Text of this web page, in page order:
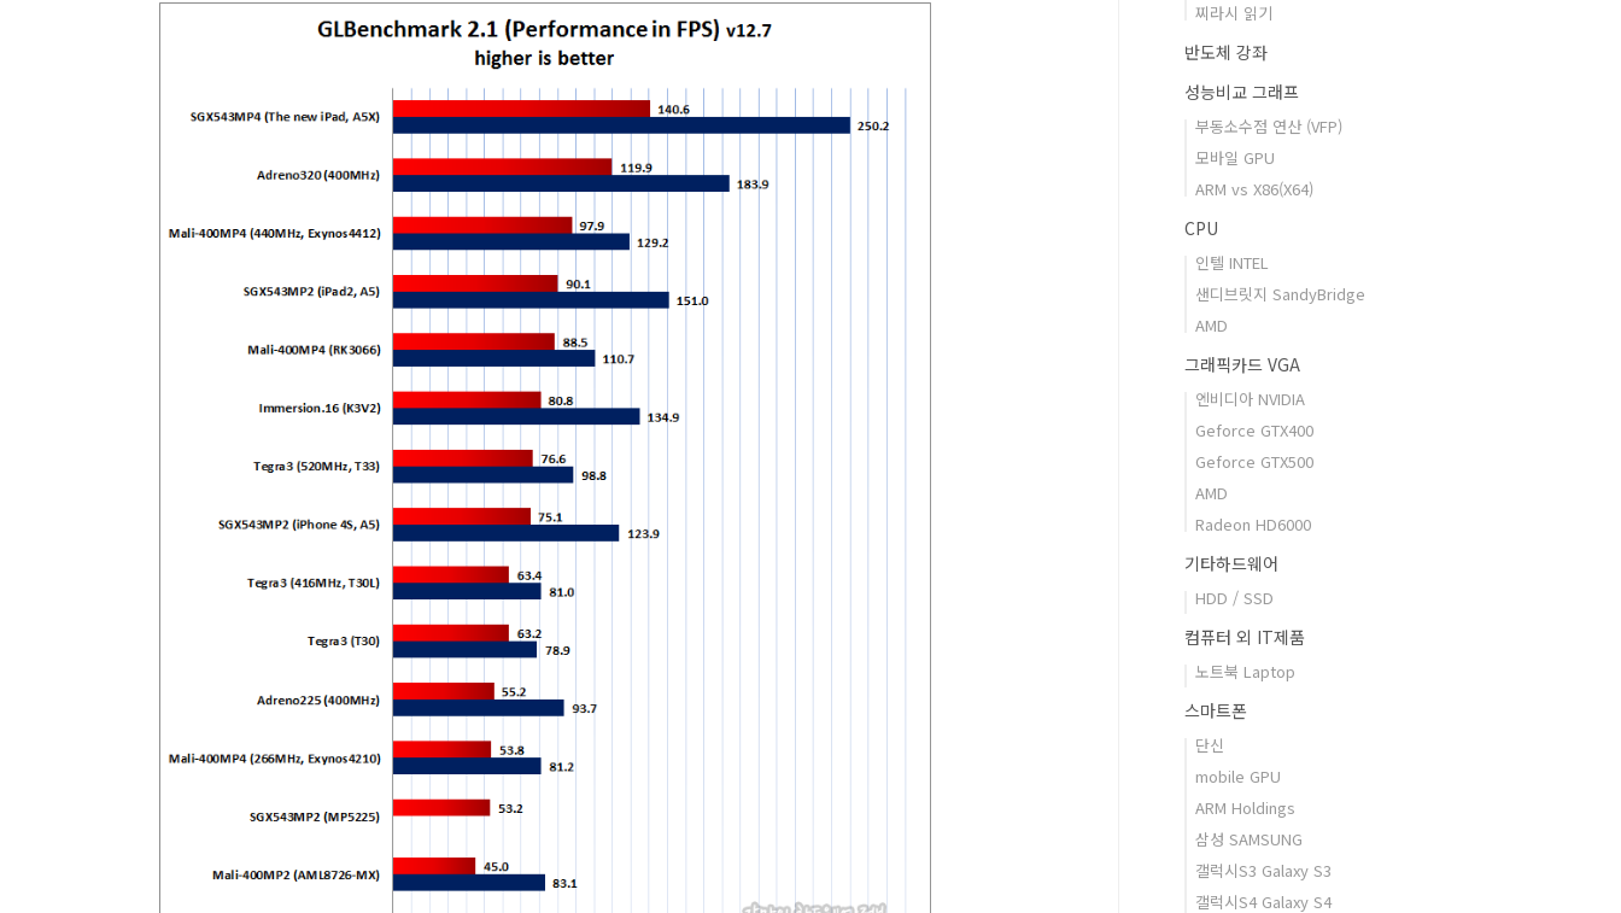
찌라시 읽기
반도체 강좌
성능비교 그래프
부동소수점 연산 (VFP)
모바일 GPU
ARM vs X86(X64)
CPU
인텔 INTEL
샌디브릿지 SandyBridge
AMD
그래픽카드 VGA
엔비디아 NVIDIA
Geforce GTX400
Geforce GTX500
AMD
Radeon HD6000
기타하드웨어
HDD / SSD
컴퓨터 외 IT제품
노트북 Laptop
스마트폰
단신
mobile GPU
ARM Holdings
삼성 SAMSUNG
갤럭시S3 Galaxy S3
갤럭시S4 Galaxy S4